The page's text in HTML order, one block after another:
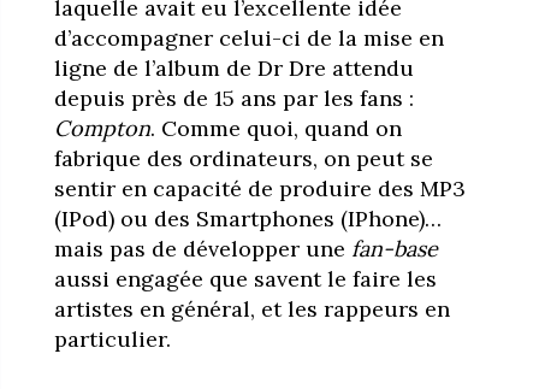
laquelle avait eu l’excellente idée
d’accompagner celui-ci de la mise en
ligne de l’album de Dr Dre attendu
depuis près de 15 ans par les fans :
Compton. Comme quoi, quand on
fabrique des ordinateurs, on peut se
sentir en capacité de produire des MP3
(IPod) ou des Smartphones (IPhone)…
mais pas de développer une fan-base
aussi engagée que savent le faire les
artistes en général, et les rappeurs en
particulier.